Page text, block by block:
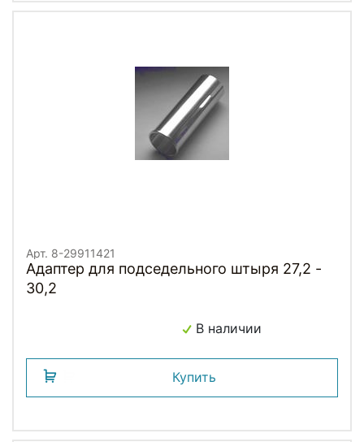
Арт. 8-29911421
Адаптер для подседельного штыря 27,2 -
30,2
В наличии
Купить